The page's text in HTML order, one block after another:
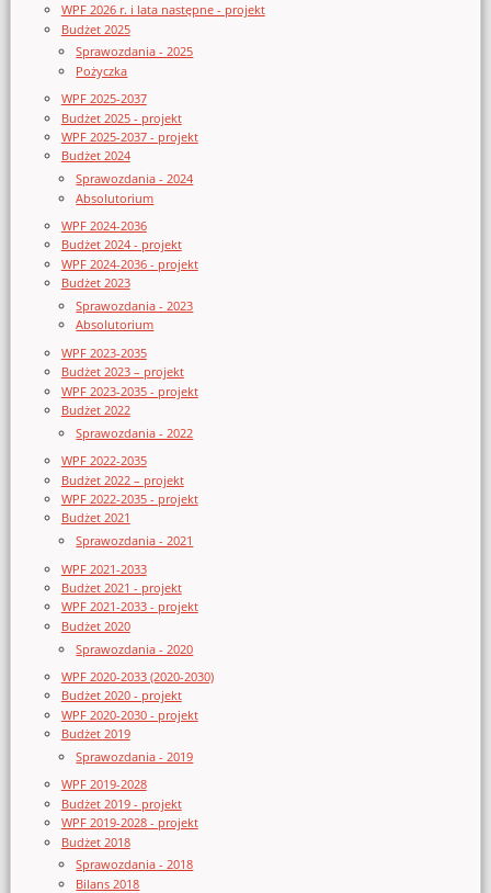
WPF 2026 r. i lata następne - projekt
Budżet 2025
Sprawozdania - 2025
Pożyczka
WPF 2025-2037
Budżet 2025 - projekt
WPF 2025-2037 - projekt
Budżet 2024
Sprawozdania - 2024
Absolutorium
WPF 2024-2036
Budżet 2024 - projekt
WPF 2024-2036 - projekt
Budżet 2023
Sprawozdania - 2023
Absolutorium
WPF 2023-2035
Budżet 2023 – projekt
WPF 2023-2035 - projekt
Budżet 2022
Sprawozdania - 2022
WPF 2022-2035
Budżet 2022 – projekt
WPF 2022-2035 - projekt
Budżet 2021
Sprawozdania - 2021
WPF 2021-2033
Budżet 2021 - projekt
WPF 2021-2033 - projekt
Budżet 2020
Sprawozdania - 2020
WPF 2020-2033 (2020-2030)
Budżet 2020 - projekt
WPF 2020-2030 - projekt
Budżet 2019
Sprawozdania - 2019
WPF 2019-2028
Budżet 2019 - projekt
WPF 2019-2028 - projekt
Budżet 2018
Sprawozdania - 2018
Bilans 2018